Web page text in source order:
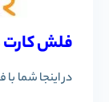
فلش کارت
در اینجا شما